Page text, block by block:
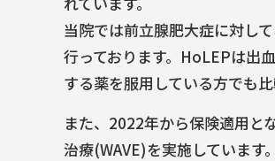
当院では前立腺肥大症に対し
行っております。 HoLEPは出
する薬を服用している方でも
また、2022年から保険適用と
治療(WAVE)を実施しています